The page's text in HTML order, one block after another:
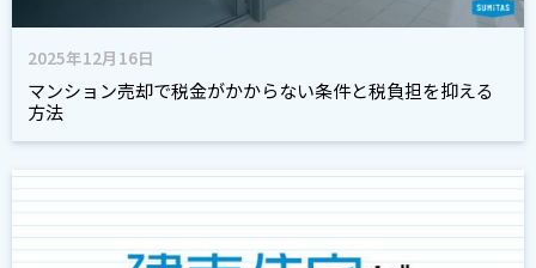
2025年12月16日
マンション売却で税金がかからない条件と税負担を抑える
方法